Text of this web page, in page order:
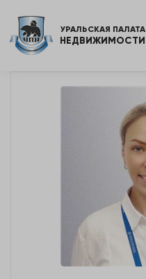
УРАЛЬСКАЯ ПАЛАТА
НЕДВИЖИМОСТИ